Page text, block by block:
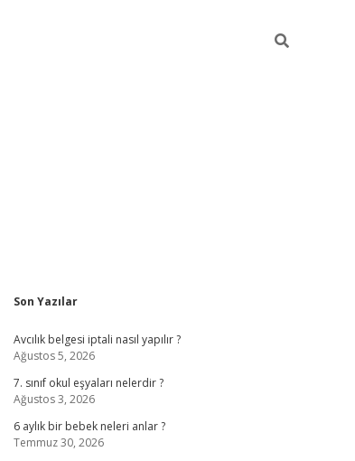
Sidebar
Son Yazılar
Avcılık belgesi iptali nasıl yapılır ?
Ağustos 5, 2026
7. sınıf okul eşyaları nelerdir ?
Ağustos 3, 2026
6 aylık bir bebek neleri anlar ?
Temmuz 30, 2026